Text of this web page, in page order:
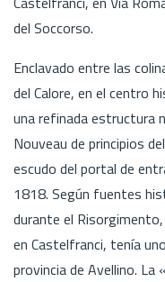
del Soccorso.
Enclavado entre las
del Calore, en el centro
una refinada estructura
Nouveau de principios
escudo del portal de
1818. Según fuentes
durante el
en Castelfranci, tenía
provincia de Avellino.